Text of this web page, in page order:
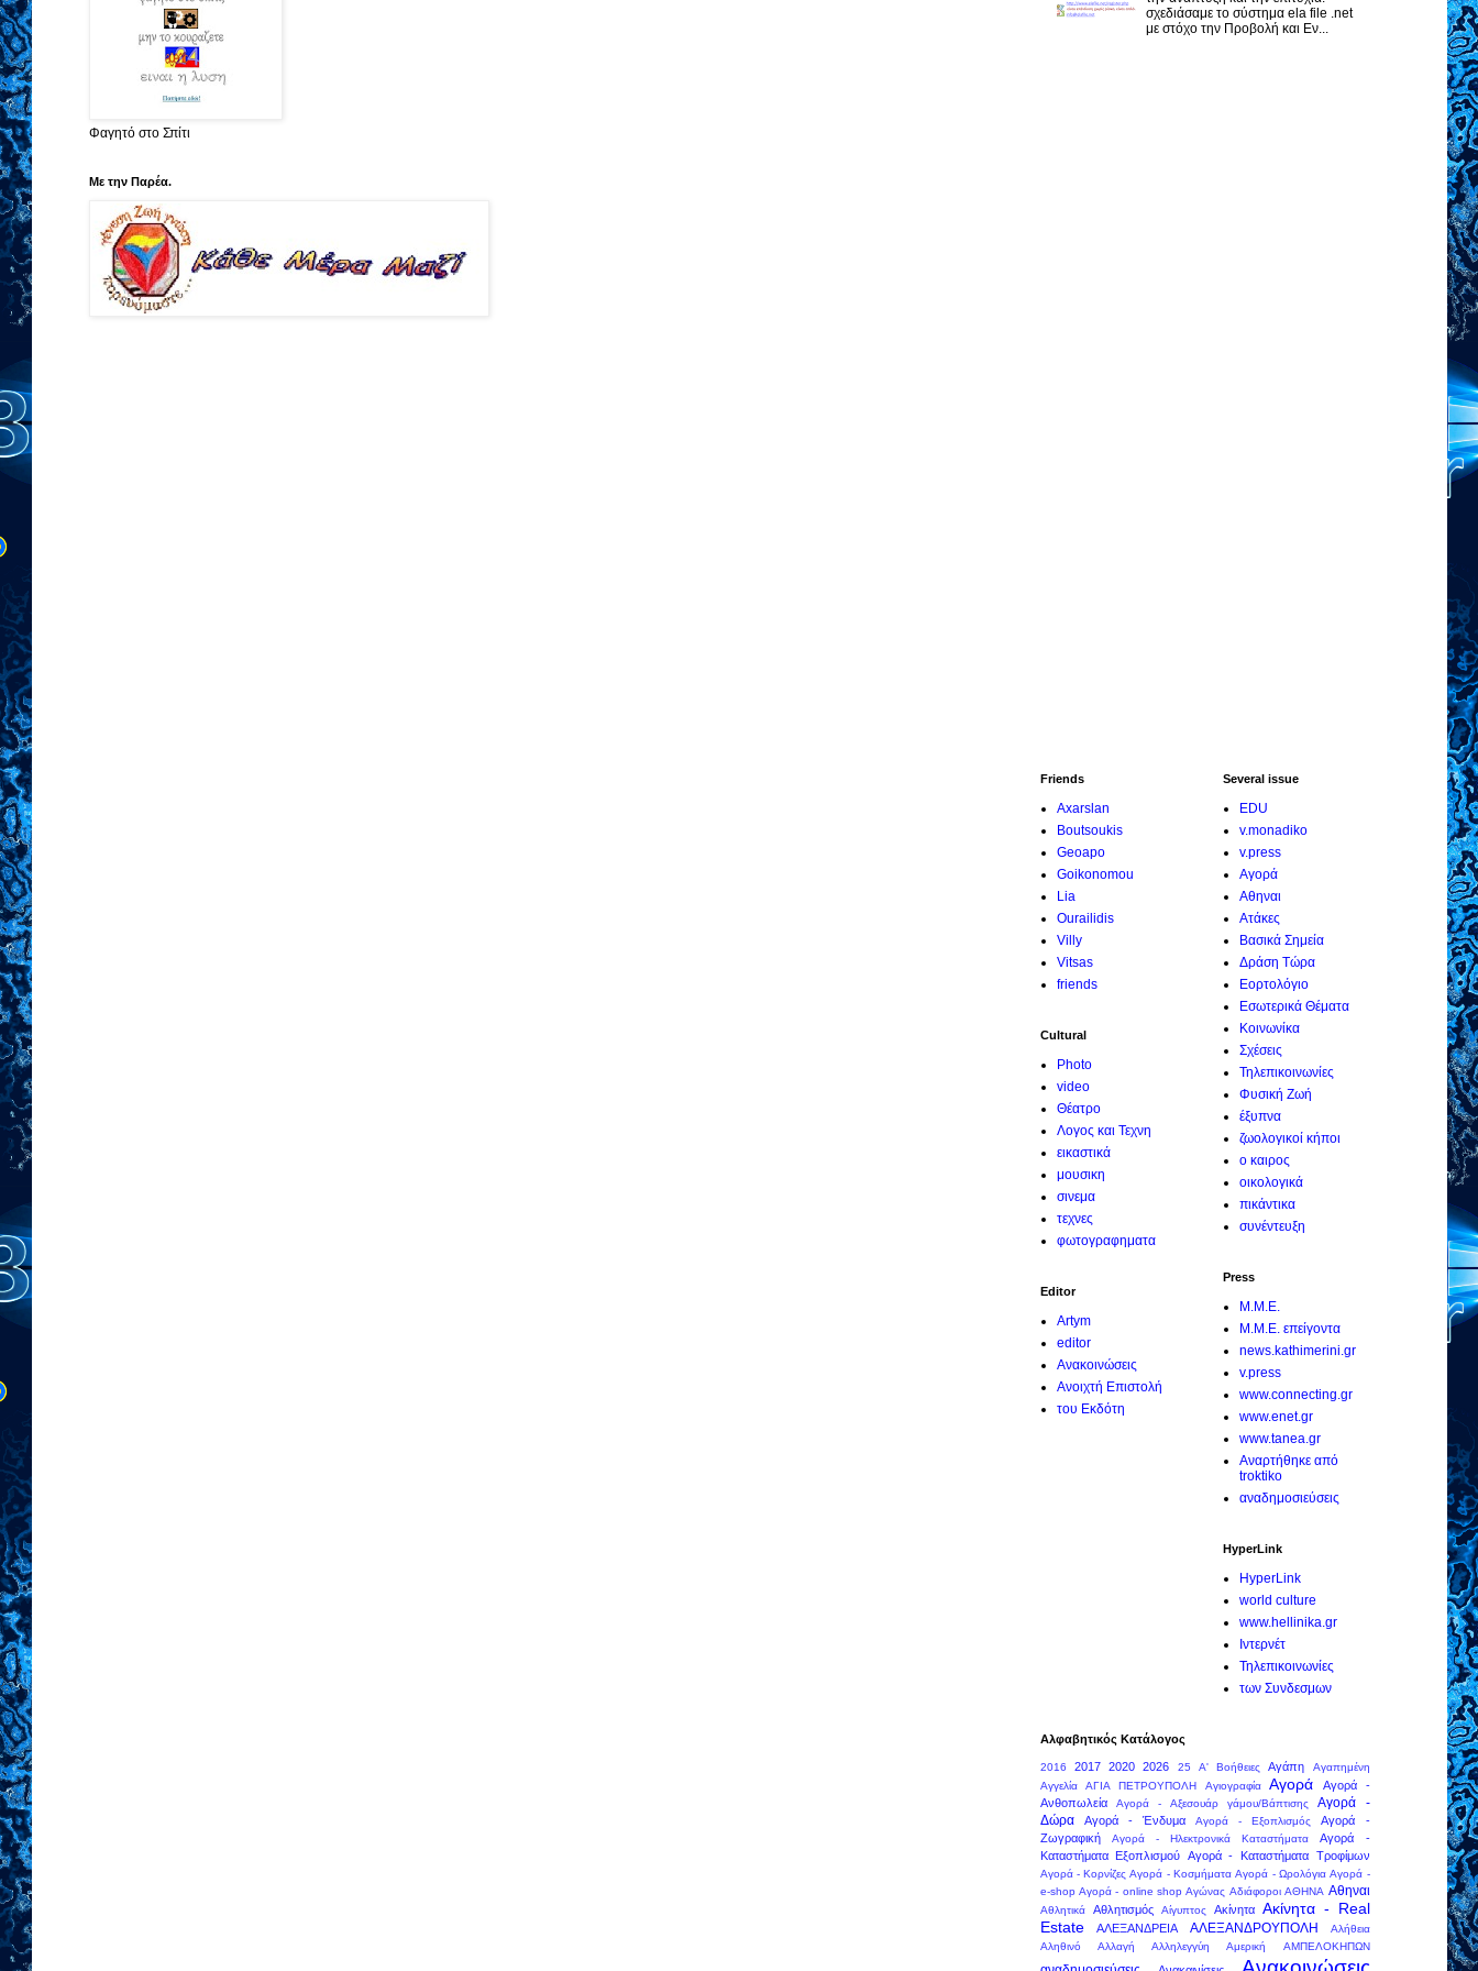
Φαγητό στο Σπίτι
Με την Παρέα.
σχεδιάσαμε το σύστημα ela file .net
με στόχο την Προβολή και Εν...
Friends
Axarslan
Boutsoukis
Geoapo
Goikonomou
Lia
Ourailidis
Villy
Vitsas
friends
Cultural
Photo
video
Θέατρο
Λογος και Τεχνη
εικαστικά
μουσικη
σινεμα
τεχνες
φωτογραφηματα
Editor
Artym
editor
Ανακοινώσεις
Ανοιχτή Επιστολή
του Εκδότη
Several issue
EDU
v.monadiko
v.press
Αγορά
Αθηναι
Ατάκες
Βασικά Σημεία
Δράση Τώρα
Εορτολόγιο
Εσωτερικά Θέματα
Κοινωνίκα
Σχέσεις
Τηλεπικοινωνίες
Φυσική Ζωή
έξυπνα
ζωολογικοί κήποι
ο καιρος
οικολογικά
πικάντικα
συνέντευξη
Press
M.M.E.
M.M.E. επείγοντα
news.kathimerini.gr
v.press
www.connecting.gr
www.enet.gr
www.tanea.gr
Αναρτήθηκε από
troktiko
αναδημοσιεύσεις
HyperLink
HyperLink
world culture
www.hellinika.gr
Ιντερνέτ
Τηλεπικοινωνίες
των Συνδεσμων
Αλφαβητικός Κατάλογος
2016 2017 2020 2026 25 Α' Βοήθειες Αγάπη
Αγαπημένη
Αγγελία
ΑΓΙΑ ΠΕΤΡΟΥΠΟΛΗ Αγιογραφία Αγορά
Αγορά -
Ανθοπωλεία
Αγορά - Αξεσουάρ γάμου/Βάπτισης
Αγορά -
Δώρα
Αγορά - Ένδυμα Αγορά - Εξοπλισμός
Αγορά -
Ζωγραφική
Αγορά - Ηλεκτρονικά Καταστήματα
Αγορά -
Καταστήματα Εξοπλισμού Αγορά - Καταστήματα Τροφίμων
Αγορά - Κορνίζες Αγορά - Κοσμήματα Αγορά - Ωρολόγια Αγορά -
e-shop Αγορά - online shop Αγώνας Αδιάφοροι ΑΘΗΝΑ Αθηναι
Αθλητικά Αθλητισμός Αίγυπτος Ακίνητα
Ακίνητα - Real
Estate
ΑΛΕΞΑΝΔΡΕΙΑ ΑΛΕΞΑΝΔΡΟΥΠΟΛΗ
Αλήθεια
Αληθινό
Αλλαγή Αλληλεγγύη Αμερική ΑΜΠΕΛΟΚΗΠΩΝ